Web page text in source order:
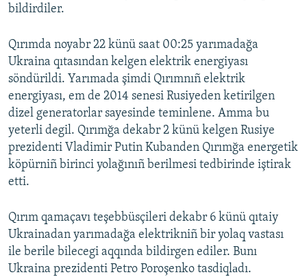
bildirdiler.
Qırımda noyabr 22 künü saat 00:25 yarımadağa
Ukraina qıtasından kelgen elektrik energiyası
söndürildi. Yarımada şimdi Qırımnıñ elektrik
energiyası, em de 2014 senesi Rusiyeden ketirilgen
dizel generatorlar sayesinde teminlene. Amma bu
yeterli degil. Qırımğa dekabr 2 künü kelgen Rusiye
prezidenti Vladimir Putin Kubanden Qırımğa energetik
köpürniñ birinci yolağınıñ berilmesi tedbirinde iştirak
etti.
Qırım qamaçavı teşebbüsçileri dekabr 6 künü qıtaiy
Ukrainadan yarımadağa elektrikniñ bir yolaq vastası
ile berile bilecegi aqqında bildirgen ediler. Bunı
Ukraina prezidenti Petro Poroşenko tasdiqlаdı.